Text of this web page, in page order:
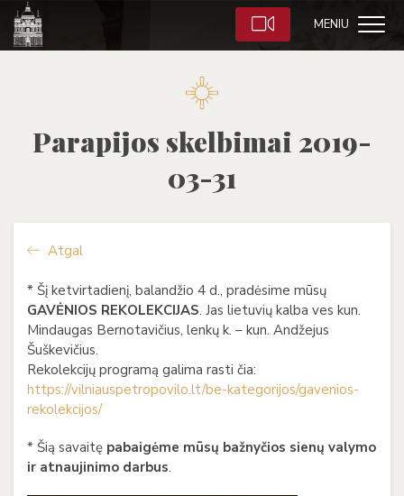
MENIU
Parapijos skelbimai 2019-
03-31
Atgal
* Šį ketvirtadienį, balandžio 4 d., pradėsime mūsų
GAVĖNIOS REKOLEKCIJAS. Jas lietuvių kalba ves kun.
Mindaugas Bernotavičius, lenkų k. – kun. Andžejus
Šuškevičius.
Rekolekcijų programą galima rasti čia:
https://vilniauspetropovilo.lt/be-kategorijos/gavenios-
rekolekcijos/
* Šią savaitę pabaigėme mūsų bažnyčios sienų valymo
ir atnaujinimo darbus.